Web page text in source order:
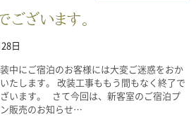
ざいます。
日
中にご宿泊のお客様には大変ご迷惑をおか
たします。 改装工事ももう間もなく終了で
います。 さて今回は、新客室のご宿泊プ
販売のお知らせ…